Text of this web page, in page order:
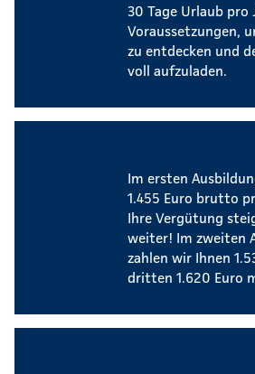
30 Tage Urlaub
Voraussetzungen,
zu entdecken und
voll aufzuladen.
Im ersten
1.455 Euro brutto
Ihre Vergütung
weiter! Im zweiten
zahlen wir Ihnen
dritten 1.620 Euro